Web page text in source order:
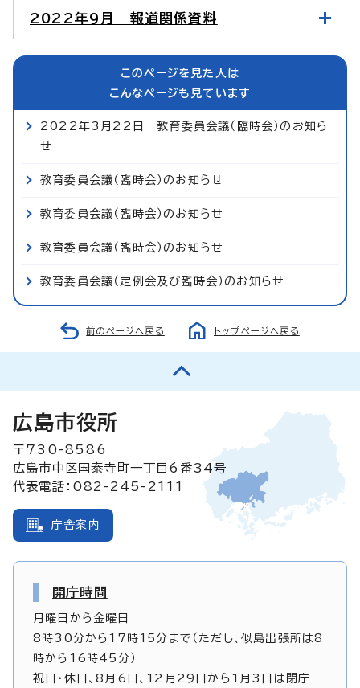
2022年9月 報道関係資料
このページを見た人は
こんなページも見ています
2022年3月22日 教育委員会議（臨時会）のお知ら
せ
教育委員会議（臨時会）のお知らせ
教育委員会議（臨時会）のお知らせ
教育委員会議（臨時会）のお知らせ
教育委員会議（定例会及び臨時会）のお知らせ
前のページへ戻る トップページへ戻る
広島市役所
〒730-8586
広島市中区国泰寺町一丁目6番34号
代表電話：082-245-2111
庁舎案内
開庁時間
月曜日から金曜日
8時30分から17時15分まで（ただし、似島出張所は8
時から16時45分）
祝日・休日、8月6日、12月29日から1月3日は閉庁